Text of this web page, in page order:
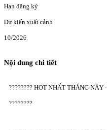
Hạn đăng ký
Dự kiến xuất cảnh
10/2026
Nội dung chi tiết
???????? HOT NHẤT THÁNG
????????